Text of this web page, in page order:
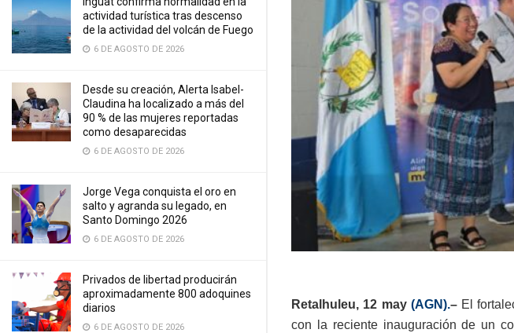
actividad turística tras descenso
de la actividad del volcán de Fuego
6 DE AGOSTO DE 2026
Desde su creación, Alerta Isabel-
Claudina ha localizado a más del
90 % de las mujeres reportadas
como desaparecidas
6 DE AGOSTO DE 2026
Jorge Vega conquista el oro en
salto y agranda su legado, en
Santo Domingo 2026
6 DE AGOSTO DE 2026
Privados de libertad producirán
aproximadamente 800 adoquines
diarios
6 DE AGOSTO DE 2026
Retalhuleu, 12 may(AGN).–El
con la reciente inauguración de un